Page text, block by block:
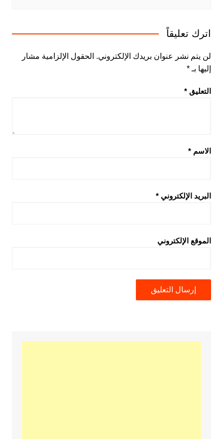
اترك تعليقاً
لن يتم نشر عنوان بريدك الإلكتروني. الحقول الإلزامية مشار
إليها بـ *
التعليق *
الاسم *
البريد الإلكتروني *
الموقع الإلكتروني